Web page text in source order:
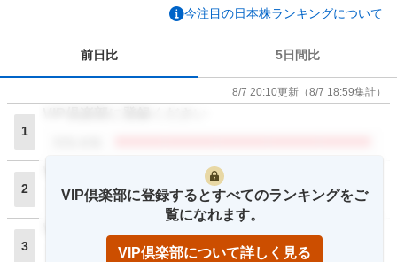
今注目の日本株ランキングについて
前日比 5日間比
8/7 20:10更新 （8/7 18:59集計）
1
2
VIP倶楽部に登録ください
閲覧者数
3
VIP倶楽部に登録するとすべてのランキングをご
覧になれます。
VIP倶楽部について詳しく見る